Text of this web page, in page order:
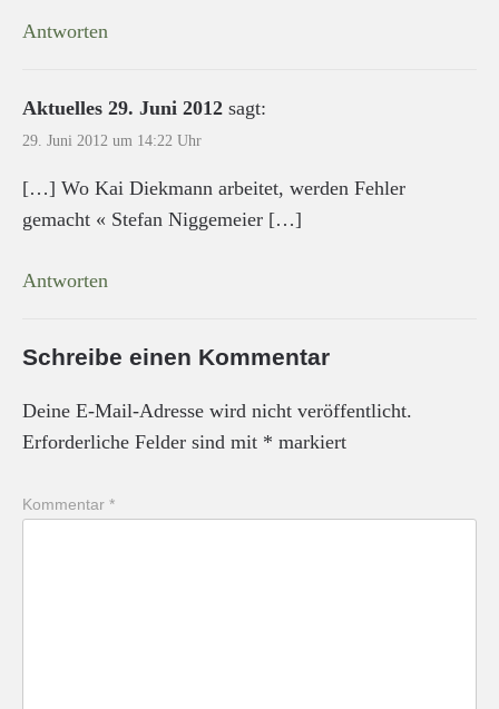
Antworten
Aktuelles 29. Juni 2012 sagt:
29. Juni 2012 um 14:22 Uhr
[…] Wo Kai Diekmann arbeitet, werden Fehler
gemacht « Stefan Niggemeier […]
Antworten
Schreibe einen Kommentar
Deine E-Mail-Adresse wird nicht veröffentlicht.
Erforderliche Felder sind mit * markiert
Kommentar *